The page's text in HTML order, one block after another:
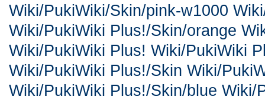
Wiki/PukiWiki/Skin/pink-w1000
Wiki/PukiWiki Plus!/Skin/orange
Wiki/PukiWiki Plus! Wiki/PukiWiki
Wiki/PukiWiki Plus!/Skin Wiki/
Wiki/PukiWiki Plus!/Skin/blue Wiki/